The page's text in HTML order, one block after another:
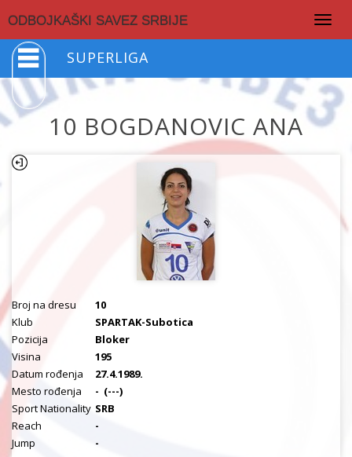
ODBOJKAŠKI SAVEZ SRBIJE
SUPERLIGA
10 BOGDANOVIC ANA
Broj na dresu
10
Klub
SPARTAK-Subotica
Pozicija
Bloker
Visina
195
Datum rođenja
27.4.1989.
Mesto rođenja
- (---)
Sport Nationality SRB
Reach
-
Jump
-